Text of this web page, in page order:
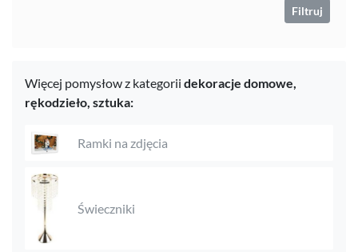
Filtruj
Więcej pomysłow z kategorii dekoracje domowe,
rękodzieło, sztuka:
Ramki na zdjęcia
Świeczniki